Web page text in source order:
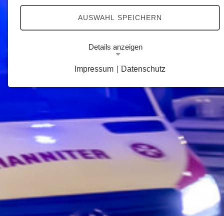
AUSWAHL SPEICHERN
Details anzeigen
Notwendige Cookies ermöglichen grundlegende
Funktionen und sind für die einwandfreie Funktion
Google Analytics Opt-Out-Cookie
Name:
gaOptout
Dieser Cookie speichert die gewählte
Einverständnisoption bezüglich Google Analytics
Opt-Out
Impressum Datenschutz